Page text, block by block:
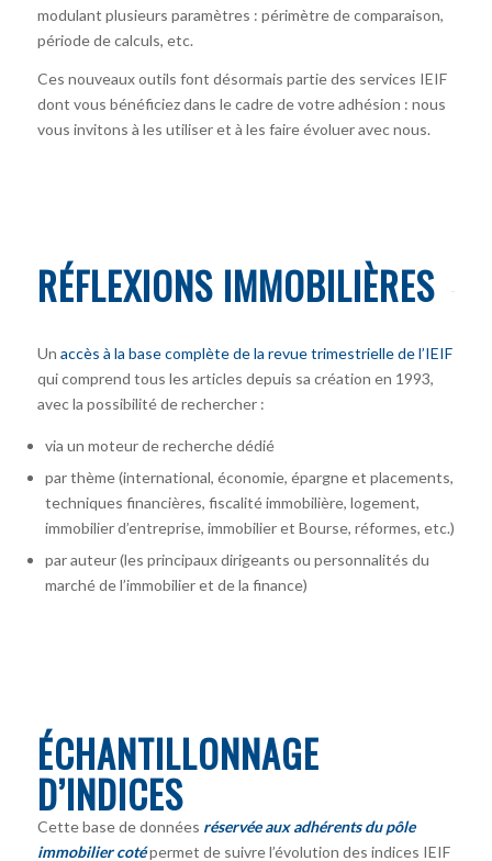
modulant plusieurs paramètres : périmètre de comparaison,
période de calculs, etc.
Ces nouveaux outils font désormais partie des services IEIF
dont vous bénéficiez dans le cadre de votre adhésion : nous
vous invitons à les utiliser et à les faire évoluer avec nous.
RÉFLEXIONS IMMOBILIÈRES
Un accès à la base complète de la revue trimestrielle de l’IEIF
qui comprend tous les articles depuis sa création en 1993,
avec la possibilité de rechercher :
via un moteur de recherche dédié
par thème (international, économie, épargne et placements,
techniques financières, fiscalité immobilière, logement,
immobilier d’entreprise, immobilier et Bourse, réformes, etc.)
par auteur (les principaux dirigeants ou personnalités du
marché de l’immobilier et de la finance)
ÉCHANTILLONNAGE
D’INDICES
Cette base de données réservée aux adhérents du pôle
immobilier coté permet de suivre l’évolution des indices IEIF